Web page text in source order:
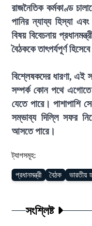
রাজনৈতিক কর্মকাণ্ড
পানির ন্যায্য হিস্যা
বিষয় বিবেচনায়
বৈঠককে তাৎপর্যপূর্ণ
বিশ্লেষকদের ধারণা, এই
সম্পর্ক কোন পথে এগোতে
যেতে পারে। পাশাপাশি
সম্ভাব্য দিল্লি সফর
আসতে পারে।
ট্যাগসমূহ:
প্রধানমন্ত্রী বৈঠক ভারতীয়
সংশ্লিষ্ট